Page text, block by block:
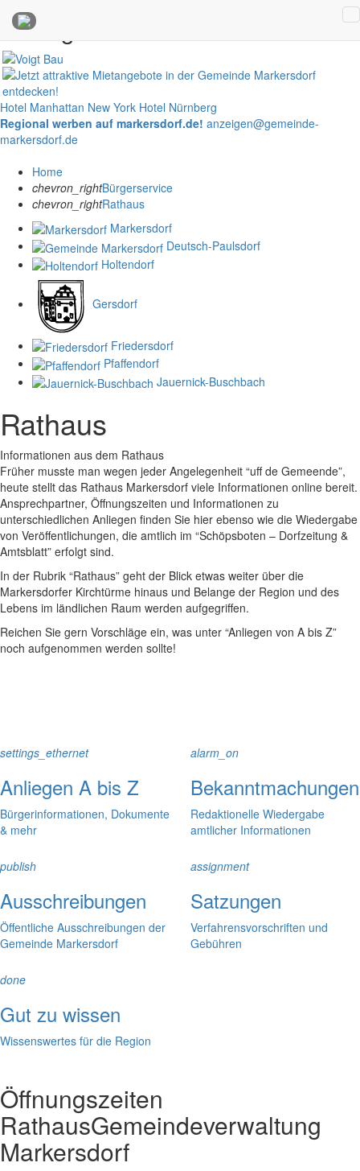
Anzeigen
Hotel Manhattan New York Hotel Nürnberg
Regional werben auf markersdorf.de! anzeigen@gemeinde-
markersdorf.de
Home
chevron_rightBürgerservice
chevron_rightRathaus
Markersdorf
Deutsch-Paulsdorf
Holtendorf
Gersdorf
Friedersdorf
Pfaffendorf
Jauernick-Buschbach
Rathaus
Informationen aus dem Rathaus
Früher musste man wegen jeder Angelegenheit “uff de Gemeende”,
heute stellt das Rathaus Markersdorf viele Informationen online bereit.
Ansprechpartner, Öffnungszeiten und Informationen zu
unterschiedlichen Anliegen finden Sie hier ebenso wie die Wiedergabe
von Veröffentlichungen, die amtlich im “Schöpsboten – Dorfzeitung &
Amtsblatt” erfolgt sind.
In der Rubrik “Rathaus” geht der Blick etwas weiter über die
Markersdorfer Kirchtürme hinaus und Belange der Region und des
Lebens im ländlichen Raum werden aufgegriffen.
Reichen Sie gern Vorschläge ein, was unter “Anliegen von A bis Z”
noch aufgenommen werden sollte!
settings_ethernet
Anliegen A bis Z
Bürgerinformationen, Dokumente
& mehr
alarm_on
Bekanntmachungen
Redaktionelle Wiedergabe
amtlicher Informationen
publish
Ausschreibungen
Öffentliche Ausschreibungen der
Gemeinde Markersdorf
assignment
Satzungen
Verfahrensvorschriften und
Gebühren
done
Gut zu wissen
Wissenswertes für die Region
Öffnungszeiten
RathausGemeindeverwaltung
Markersdorf